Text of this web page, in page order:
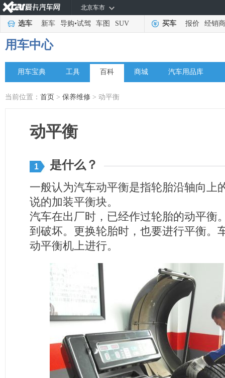
北京车市
选车 新车 导购•试驾 车图 SUV 买车 报价 经销商
用车中心
用车宝典 工具 百科 商城 汽车用品库
当前位置： 首页 > 保养维修 > 动平衡
动平衡
1 是什么？
一般认为汽车动平衡是指轮胎沿轴向上
说的加装平衡块。
汽车在出厂时，已经作过轮胎的动平衡
到破坏。更换轮胎时，也要进行平衡。
动平衡机上进行。